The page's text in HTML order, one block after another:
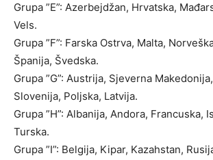
Grupa ”E”: Azerbejdžan, Hrvatska,
Vels.
Grupa ”F”: Farska Ostrva, Malta,
Španija, Švedska.
Grupa ”G”: Austrija, Sjeverna
Slovenija, Poljska, Latvija.
Grupa ”H”: Albanija, Andora, Francuska,
Turska.
Grupa ”I”: Belgija, Kipar, Kazahstan,